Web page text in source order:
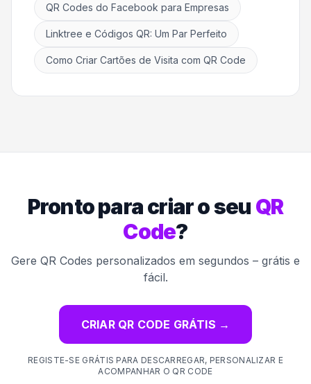
QR Codes do Facebook para Empresas
Linktree e Códigos QR: Um Par Perfeito
Como Criar Cartões de Visita com QR Code
Pronto para criar o seu QR
Code?
Gere QR Codes personalizados em segundos – grátis e
fácil.
CRIAR QR CODE GRÁTIS →
REGISTE-SE GRÁTIS PARA DESCARREGAR, PERSONALIZAR E
ACOMPANHAR O QR CODE